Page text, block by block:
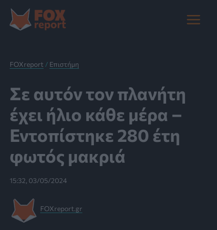
στο
περιεχόμενο
Main
FOXreport / Επιστήμη
Σε αυτόν τον πλανήτη
έχει ήλιο κάθε μέρα –
Εντοπίστηκε 280 έτη
φωτός μακριά
15:32, 03/05/2024
FOXreport.gr